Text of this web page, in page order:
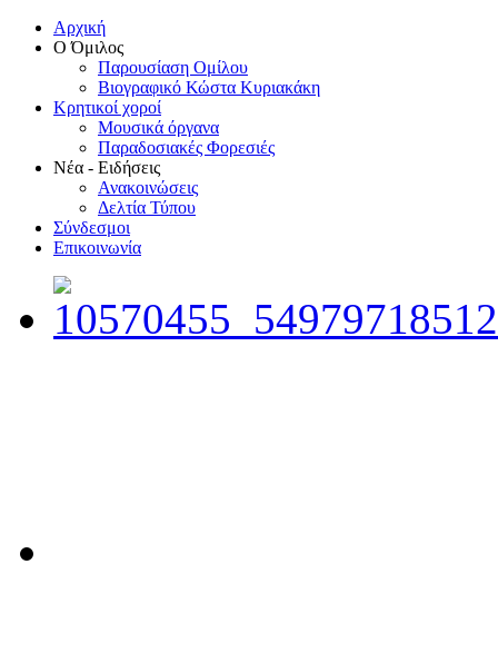
Αρχική
Ο Όμιλος
Παρουσίαση Ομίλου
Βιογραφικό Κώστα Κυριακάκη
Κρητικοί χοροί
Μουσικά όργανα
Παραδοσιακές Φορεσιές
Νέα - Ειδήσεις
Ανακοινώσεις
Δελτία Τύπου
Σύνδεσμοι
Επικοινωνία